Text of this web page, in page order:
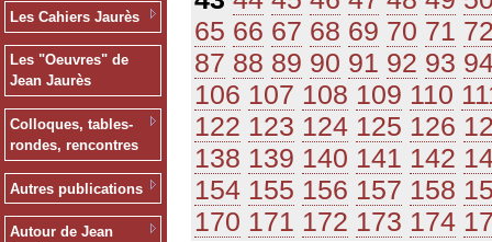
Les Cahiers Jaurès
Les "Oeuvres" de
Jean Jaurès
Colloques, tables-
rondes, rencontres
Autres publications
Autour de Jean
65 66 67 68 69 70 71
87 88 89 90 91 92 93
106 107 108 109 110
122 123 124 125 126
138 139 140 141 142
154 155 156 157 158
170 171 172 173 174